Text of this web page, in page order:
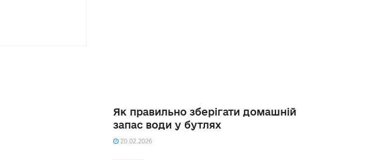
Як правильно зберігати домашній
запас води у бутлях
20.02.2026